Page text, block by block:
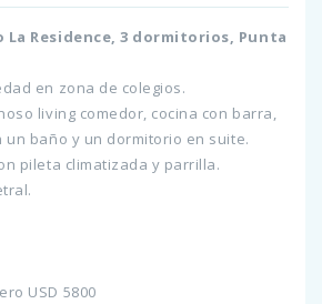
La Residence, 3 dormitorios, Punta
en zona de colegios.
living comedor, cocina con barra,
un baño y un dormitorio en suite.
pileta climatizada y parrilla.
USD 5800